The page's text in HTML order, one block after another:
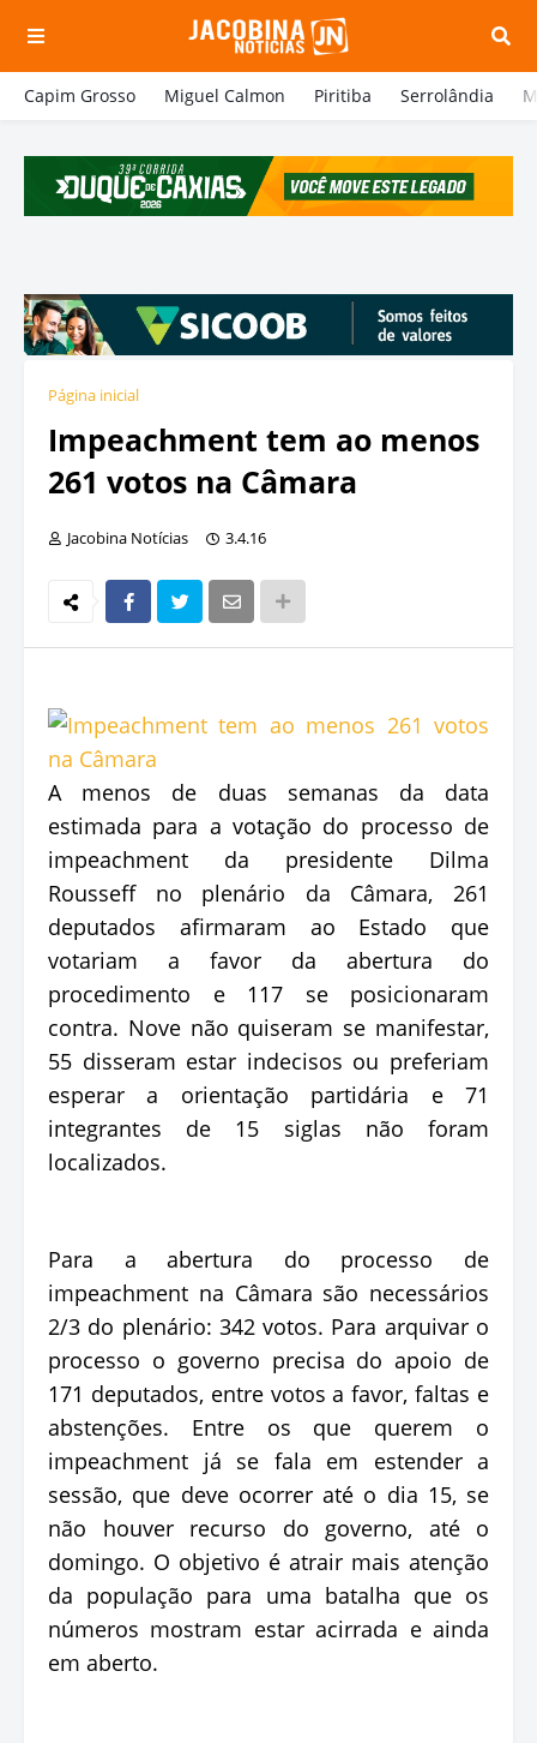
Capim Grosso Miguel Calmon Piritiba Serrolândia
Página inicial
Impeachment tem ao menos
261 votos na Câmara
Jacobina Notícias 3.4.16
A menos de duas semanas da data
estimada para a votação do processo de
impeachment da presidente Dilma
Rousseff no plenário da Câmara, 261
deputados afirmaram ao Estado que
votariam a favor da abertura do
procedimento e 117 se posicionaram
contra. Nove não quiseram se manifestar,
55 disseram estar indecisos ou preferiam
esperar a orientação partidária e 71
integrantes de 15 siglas não foram
localizados.
Para a abertura do processo de
impeachment na Câmara são necessários
2/3 do plenário: 342 votos. Para arquivar o
processo o governo precisa do apoio de
171 deputados, entre votos a favor, faltas e
abstenções. Entre os que querem o
impeachment já se fala em estender a
sessão, que deve ocorrer até o dia 15, se
não houver recurso do governo, até o
domingo. O objetivo é atrair mais atenção
da população para uma batalha que os
números mostram estar acirrada e ainda
em aberto.